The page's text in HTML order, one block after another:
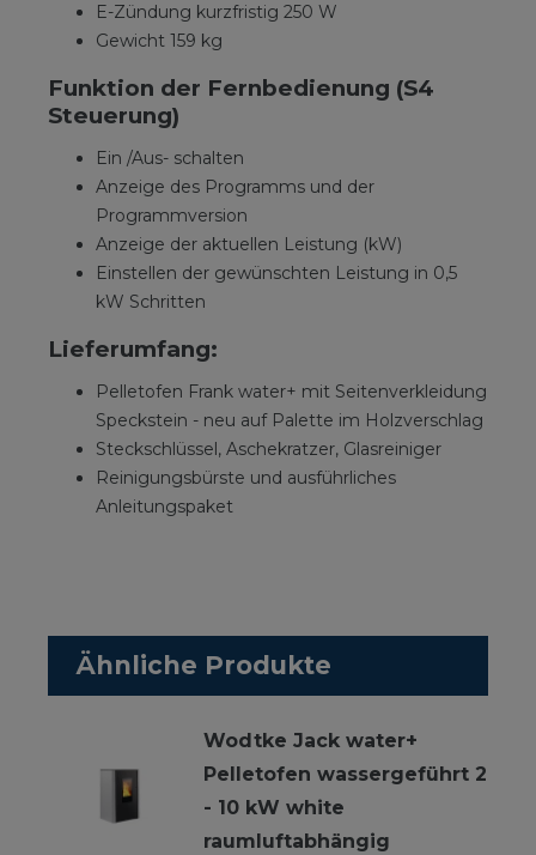
E-Zündung kurzfristig 250 W
Gewicht 159 kg
Funktion der Fernbedienung (S4
Steuerung)
Ein /Aus- schalten
Anzeige des Programms und der
Programmversion
Anzeige der aktuellen Leistung (kW)
Einstellen der gewünschten Leistung in 0,5
kW Schritten
Lieferumfang:
Pelletofen Frank water+ mit Seitenverkleidung
Speckstein - neu auf Palette im Holzverschlag
Steckschlüssel, Aschekratzer, Glasreiniger
Reinigungsbürste und ausführliches
Anleitungspaket
Ähnliche Produkte
Wodtke Jack water+
Pelletofen wassergeführt 2
- 10 kW white
raumluftabhängig